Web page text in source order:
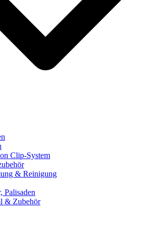
Clip-System
& Reinigung
Palisaden
& Zubehör